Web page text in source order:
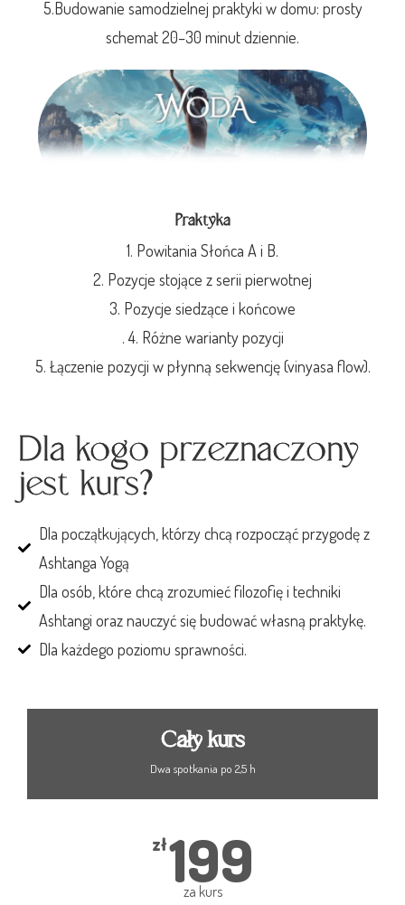
5.Budowanie samodzielnej praktyki w domu: prosty
schemat 20–30 minut dziennie.
Praktyka
1. Powitania Słońca A i B.
2. Pozycje stojące z serii pierwotnej
3. Pozycje siedzące i końcowe
. 4. Różne warianty pozycji
5. Łączenie pozycji w płynną sekwencję (vinyasa flow).
Dla kogo przeznaczony
jest kurs?
Dla początkujących, którzy chcą rozpocząć przygodę z
Ashtanga Yogą
Dla osób, które chcą zrozumieć filozofię i techniki
Ashtangi oraz nauczyć się budować własną praktykę.
Dla każdego poziomu sprawności.
Cały kurs
Dwa spotkania po 2,5 h
zł199
za kurs